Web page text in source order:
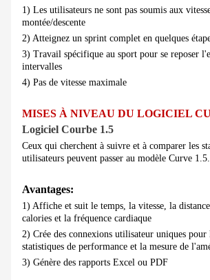
1) Les utilisateurs ne sont pas soumis aux
montée/descente
2) Atteignez un sprint complet en quelques
3) Travail spécifique au sport pour se reposer
intervalles
4) Pas de vitesse maximale
MISES À NIVEAU DU LOGICIEL
Logiciel Courbe 1.5
Ceux qui cherchent à suivre et à comparer les
utilisateurs peuvent passer au modèle Curve 1.5.
Avantages:
1) Affiche et suit le temps, la vitesse, la
calories et la fréquence cardiaque
2) Crée des connexions utilisateur uniques pour
statistiques de performance et la mesure de
3) Génère des rapports Excel ou PDF